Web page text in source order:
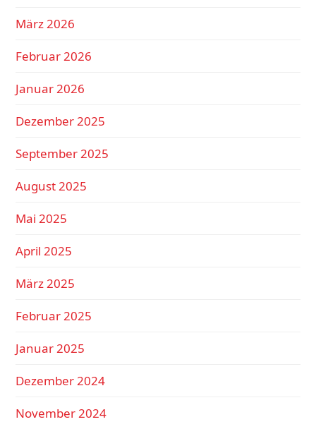
März 2026
Februar 2026
Januar 2026
Dezember 2025
September 2025
August 2025
Mai 2025
April 2025
März 2025
Februar 2025
Januar 2025
Dezember 2024
November 2024